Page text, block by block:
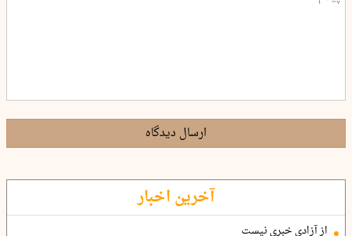
ارسال دیدگاه
آخرین اخبار
از آزادی خبری نیست